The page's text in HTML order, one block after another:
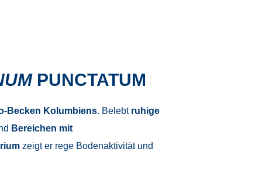
PUNCTATUM
Becken Kolumbiens. Belebt ruhige
Bereichen mit
zeigt er rege Bodenaktivität und